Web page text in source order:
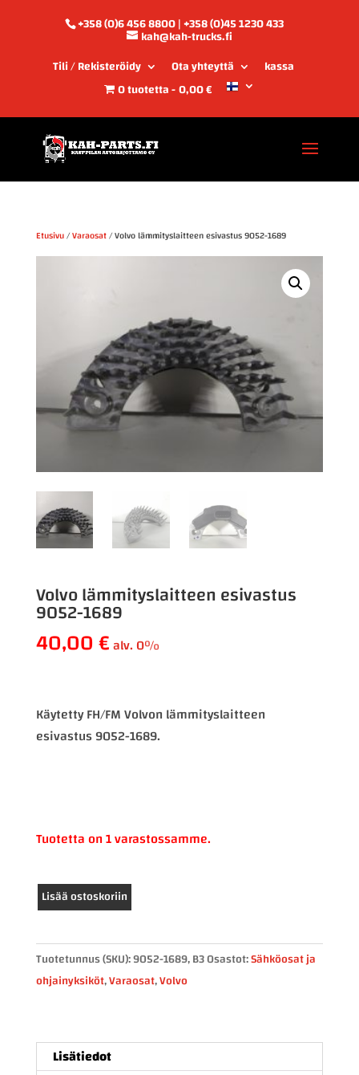
+358 (0)6 456 8800 | +358 (0)45 1230 433
kah@kah-trucks.fi
Tili / Rekisteröidy
Ota yhteyttä
kassa
0 tuotetta 0,00 €
Etusivu/Varaosat/ Volvo lämmityslaitteen esivastus 9052-1689
Volvo lämmityslaitteen esivastus
9052-1689
40,00€alv. 0%
Käytetty FH/FM Volvon lämmityslaitteen
esivastus 9052-1689.
Tuotetta on 1 varastossamme.
Volvo
lämmityslaitteen
9052-
1689
Lisää ostoskoriin
Tuotetunnus (SKU):9052-1689, B3Osastot:Sähköosat ja
ohjainyksiköt,Varaosat,Volvo
Lisätiedot